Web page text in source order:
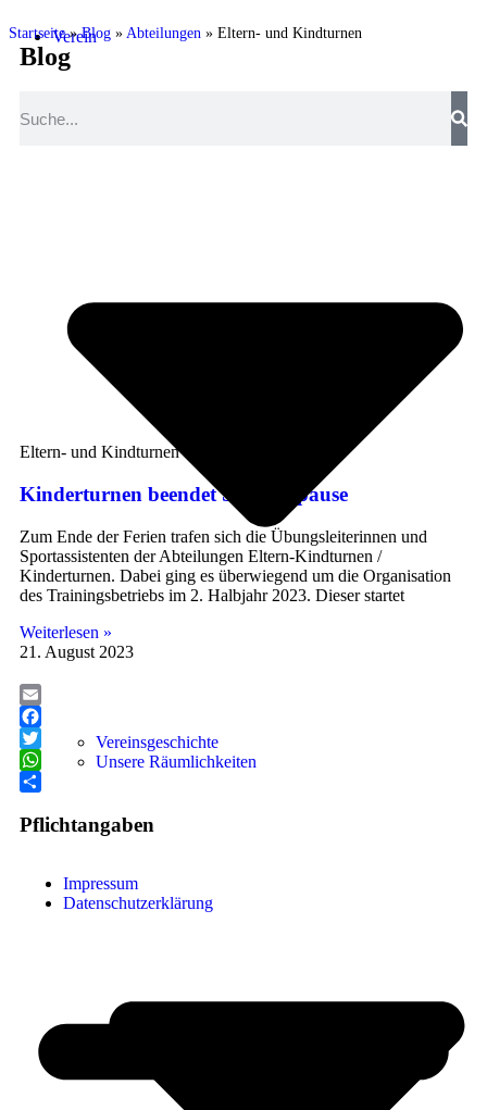
Verein
Vereinsgeschichte
Unsere Räumlichkeiten
Startseite»Blog » Abteilungen » Eltern- und Kindturnen
Blog
Eltern- und Kindturnen
Kinderturnen beendet Sommerpause
Zum Ende der Ferien trafen sich die Übungsleiterinnen und
Sportassistenten der Abteilungen Eltern-Kindturnen /
Kinderturnen. Dabei ging es überwiegend um die Organisation
des Trainingsbetriebs im 2. Halbjahr 2023. Dieser startet
Weiterlesen »
21. August 2023
Email
Facebook
Twitter
WhatsApp
Pflichtangaben
Impressum
Datenschutzerklärung